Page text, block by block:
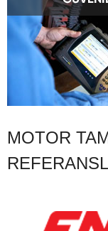
MOTOR